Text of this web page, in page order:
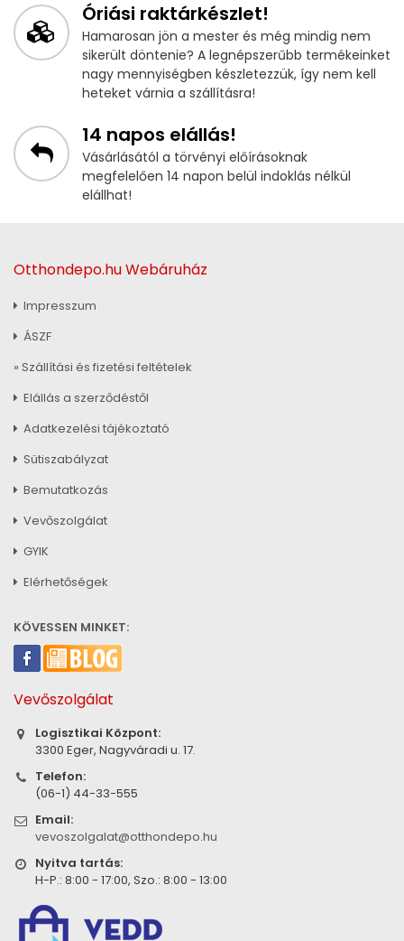
Óriási raktárkészlet!
Hamarosan jön a mester és még mindig nem
sikerült döntenie? A legnépszerűbb termékeinket
nagy mennyiségben készletezzük, így nem kell
heteket várnia a szállításra!
14 napos elállás!
Vásárlásától a törvényi előírásoknak
megfelelően 14 napon belül indoklás nélkül
elállhat!
Otthondepo.hu Webáruház
Impresszum
ÁSZF
» Szállítási és fizetési feltételek
Elállás a szerződéstől
Adatkezelési tájékoztató
Sütiszabályzat
Bemutatkozás
Vevőszolgálat
GYIK
Elérhetőségek
KÖVESSEN MINKET:
Vevőszolgálat
Logisztikai Központ:
3300 Eger, Nagyváradi u. 17.
Telefon:
(06-1) 44-33-555
Email:
vevoszolgalat@otthondepo.hu
Nyitva tartás:
H-P.: 8:00 - 17:00, Szo.: 8:00 - 13:00